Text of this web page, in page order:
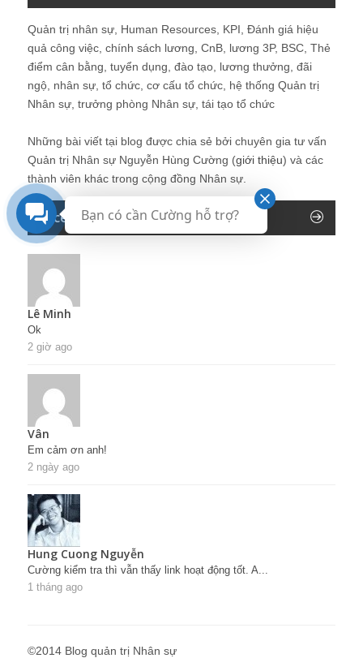
Quản trị nhân sự, Human Resources, KPI, Đánh giá hiệu
quả công việc, chính sách lương, CnB, lương 3P, BSC, Thẻ
điểm cân bằng, tuyển dụng, đào tạo, lương thưởng, đãi
ngộ, nhân sự, tổ chức, cơ cấu tổ chức, hệ thống Quản trị
Nhân sự, trưởng phòng Nhân sự, tái tạo tổ chức
Những bài viết tại blog được chia sẻ bởi chuyên gia tư vấn
Quản trị Nhân sự Nguyễn Hùng Cường (giới thiệu) và các
thành viên khác trong cộng đồng Nhân sự.
Recent Comments
Lê Minh
Ok
2 giờ ago
Vân
Em cảm ơn anh!
2 ngày ago
Hung Cuong Nguyễn
Cường kiểm tra thì vẫn thấy link hoạt động tốt. A...
1 tháng ago
©2014 Blog quản trị Nhân sự
Bạn có cần Cường hỗ trợ?